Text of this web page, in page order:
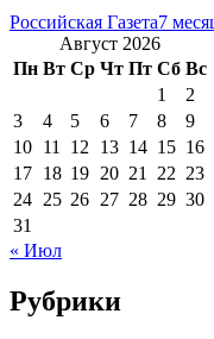
Российская Газета7
Август 2026
Пн Вт Ср Чт Пт Сб Вс
1
2
3
4 5 6 7 8
9
10 11 12 13 14 15 16
17 18 19 20 21 22 23
24 25 26 27 28 29 30
31
« Июл
Рубрики